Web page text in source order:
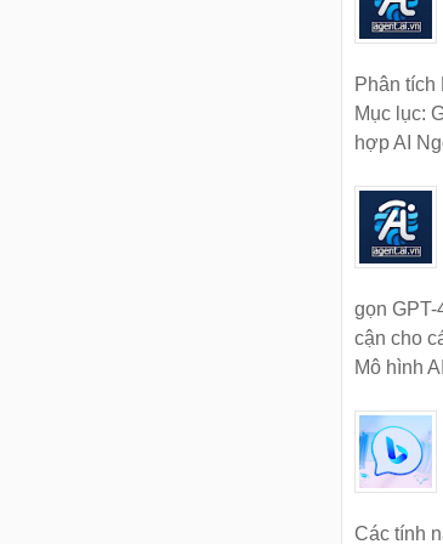
Phân
Mục lục:
hợp AI
gọn
cận cho
Mô hình
Các tính